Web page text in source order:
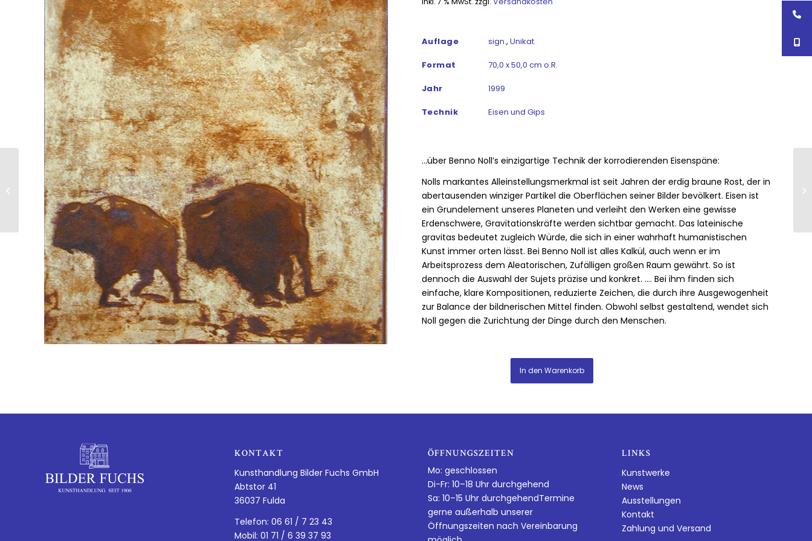
Auflage sign., Unikat
Format 70,0 x 50,0 cm o.R.
Jahr 1999
Technik Eisen und Gips
…über Benno Noll’s einzigartige Technik der korrodierenden Eisenspäne:
Nolls markantes Alleinstellungsmerkmal ist seit Jahren der erdig braune Rost, der in
abertausenden winziger Partikel die Oberflächen seiner Bilder bevölkert. Eisen ist
ein Grundelement unseres Planeten und verleiht den Werken eine gewisse
Erdenschwere, Gravitationskräfte werden sichtbar gemacht. Das lateinische
gravitas bedeutet zugleich Würde, die sich in einer wahrhaft humanistischen
Kunst immer orten lässt. Bei Benno Noll ist alles Kalkül, auch wenn er im
Arbeitsprozess dem Aleatorischen, Zufälligen großen Raum gewährt. So ist
dennoch die Auswahl der Sujets präzise und konkret. …. Bei ihm finden sich
einfache, klare Kompositionen, reduzierte Zeichen, die durch ihre Ausgewogenheit
zur Balance der bildnerischen Mittel finden. Obwohl selbst gestaltend, wendet sich
Noll gegen die Zurichtung der Dinge durch den Menschen.
In den Warenkorb
KONTAKT
Kunsthandlung Bilder Fuchs GmbH
Abtstor 41
36037 Fulda
Telefon: 06 61 / 7 23 43
Mobil: 01 71 / 6 39 37 93
ÖFFNUNGSZEITEN
Mo: geschlossen
Di-Fr: 10–18 Uhr durchgehend
Sa: 10–15 Uhr durchgehendTermine
gerne außerhalb unserer
Öffnungszeiten nach Vereinbarung
LINKS
Kunstwerke
News
Ausstellungen
Kontakt
Zahlung und Versand
Benno Noll |
Kauernde